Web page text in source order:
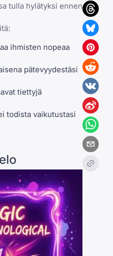
tulla hylätyksi ennen
ihmisten nopeaa
pätevyydestäsi
tiettyjä
todista vaikutustasi